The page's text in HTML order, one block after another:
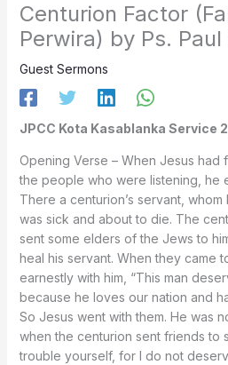
Centurion Factor
Perwira) by Ps.
Guest Sermons
JPCC Kota Kasablanka Service 2
Opening Verse – When Jesus had
the people who were listening, he
There a centurion’s servant, whom
was sick and about to die. The
sent some elders of the Jews to
heal his servant. When they came
earnestly with him, “This man
because he loves our nation and
So Jesus went with them. He was
when the centurion sent friends to
trouble yourself, for I do not